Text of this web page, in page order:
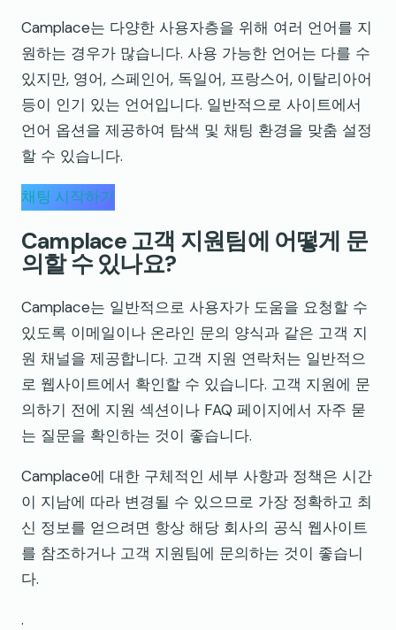
Camplace는 다양한 사용자층을 위해 여러 언어를 지
원하는 경우가 많습니다. 사용 가능한 언어는 다를 수
있지만, 영어, 스페인어, 독일어, 프랑스어, 이탈리아어
등이 인기 있는 언어입니다. 일반적으로 사이트에서
언어 옵션을 제공하여 탐색 및 채팅 환경을 맞춤 설정
할 수 있습니다.
채팅 시작하기
Camplace 고객 지원팀에 어떻게 문
의할 수 있나요?
Camplace는 일반적으로 사용자가 도움을 요청할 수
있도록 이메일이나 온라인 문의 양식과 같은 고객 지
원 채널을 제공합니다. 고객 지원 연락처는 일반적으
로 웹사이트에서 확인할 수 있습니다. 고객 지원에 문
의하기 전에 지원 섹션이나 FAQ 페이지에서 자주 묻
는 질문을 확인하는 것이 좋습니다.
Camplace에 대한 구체적인 세부 사항과 정책은 시간
이 지남에 따라 변경될 수 있으므로 가장 정확하고 최
신 정보를 얻으려면 항상 해당 회사의 공식 웹사이트
를 참조하거나 고객 지원팀에 문의하는 것이 좋습니
다.
.